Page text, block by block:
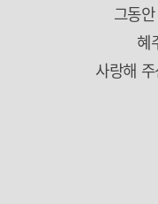
그동
혜
사랑해